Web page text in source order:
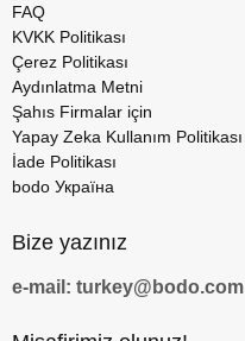
FAQ
KVKK Politikası
Çerez Politikası
Aydınlatma Metni
Şahıs Firmalar için
Yapay Zeka Kullanım Politikası
İade Politikası
bodo Україна
Bize yazınız
e-mail: turkey@bodo.com